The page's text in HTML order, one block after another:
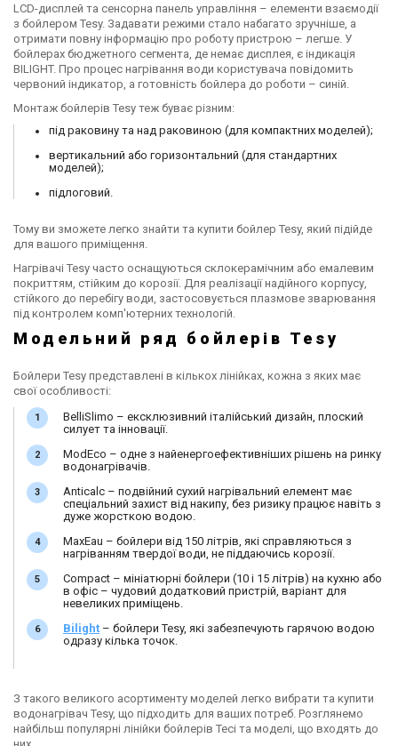
LCD-дисплей та сенсорна панель управління – елементи взаємодії
з бойлером Tesy. Задавати режими стало набагато зручніше, а
отримати повну інформацію про роботу пристрою – легше. У
бойлерах бюджетного сегмента, де немає дисплея, є індикація
BILIGHT. Про процес нагрівання води користувача повідомить
червоний індикатор, а готовність бойлера до роботи – синій.
Монтаж бойлерів Tesy теж буває різним:
під раковину та над раковиною (для компактних моделей);
вертикальний або горизонтальний (для стандартних
моделей);
підлоговий.
Тому ви зможете легко знайти та купити бойлер Tesy, який підійде
для вашого приміщення.
Нагрівачі Tesy часто оснащуються склокерамічним або емалевим
покриттям, стійким до корозії. Для реалізації надійного корпусу,
стійкого до перебігу води, застосовується плазмове зварювання
під контролем комп'ютерних технологій.
Модельний ряд бойлерів Tesy
Бойлери Tesy представлені в кількох лінійках, кожна з яких має
свої особливості:
BelliSlimo – ексклюзивний італійський дизайн, плоский
силует та інновації.
ModEco – одне з найенергоефективніших рішень на ринку
водонагрівачів.
Anticalc – подвійний сухий нагрівальний елемент має
спеціальний захист від накипу, без ризику працює навіть з
дуже жорсткою водою.
MaxEau – бойлери від 150 літрів, які справляються з
нагріванням твердої води, не піддаючись корозії.
Compact – мініатюрні бойлери (10 і 15 літрів) на кухню або
в офіс – чудовий додатковий пристрій, варіант для
невеликих приміщень.
Bilight – бойлери Tesy, які забезпечують гарячою водою
одразу кілька точок.
З такого великого асортименту моделей легко вибрати та купити
водонагрівач Tesy, що підходить для ваших потреб. Розглянемо
найбільш популярні лінійки бойлерів Тесі та моделі, що входять до